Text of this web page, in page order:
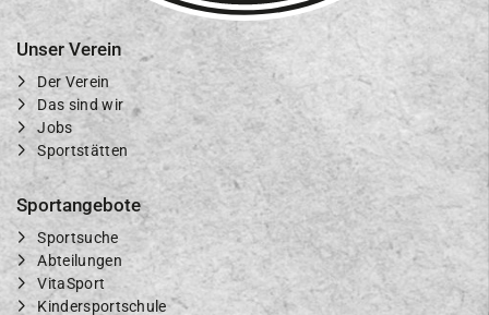
Unser Verein
Der Verein
Das sind wir
Jobs
Sportstätten
Sportangebote
Sportsuche
Abteilungen
VitaSport
Kindersportschule